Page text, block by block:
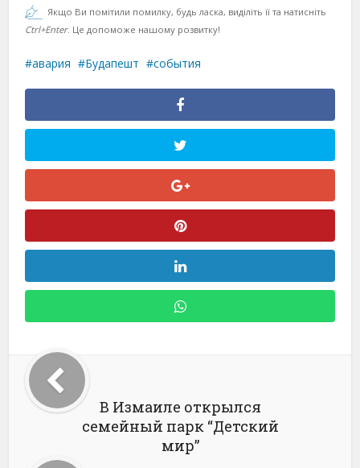
Якщо Ви помітили помилку, будь ласка, виділіть її та натисніть
Ctrl+Enter. Це допоможе нашому розвитку!
авария Будапешт события
В Измаиле открылся
семейный парк “Детский
мир”